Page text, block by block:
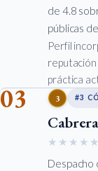
de 4.8
públicas
Perfil
práctica
03 3 #3
★★★★★
Despacho